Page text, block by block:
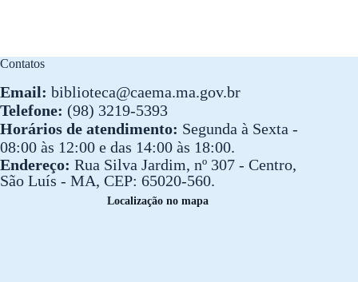
Contatos
Email: biblioteca@caema.ma.gov.br
Telefone: (98) 3219-5393
Horários de atendimento: Segunda à Sexta -
08:00 às 12:00 e das 14:00 às 18:00.
Endereço: Rua Silva Jardim, nº 307 - Centro,
São Luís - MA, CEP: 65020-560.
Localização no mapa